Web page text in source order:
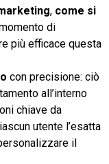
, come si
di
più efficace questa
con precisione: ciò
all’interno
chiave da
utente l’esatta
il